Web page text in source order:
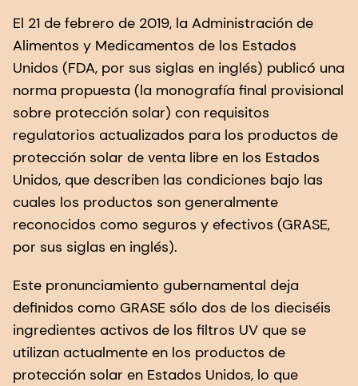
El 21 de febrero de 2019, la Administración de
Alimentos y Medicamentos de los Estados
Unidos (FDA, por sus siglas en inglés) publicó una
norma propuesta (la monografía final provisional
sobre protección solar) con requisitos
regulatorios actualizados para los productos de
protección solar de venta libre en los Estados
Unidos, que describen las condiciones bajo las
cuales los productos son generalmente
reconocidos como seguros y efectivos (GRASE,
por sus siglas en inglés).
Este pronunciamiento gubernamental deja
definidos como GRASE sólo dos de los dieciséis
ingredientes activos de los filtros UV que se
utilizan actualmente en los productos de
protección solar en Estados Unidos, lo que